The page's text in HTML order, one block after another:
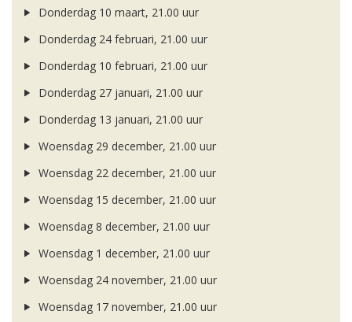
Donderdag 10 maart, 21.00 uur
Donderdag 24 februari, 21.00 uur
Donderdag 10 februari, 21.00 uur
Donderdag 27 januari, 21.00 uur
Donderdag 13 januari, 21.00 uur
Woensdag 29 december, 21.00 uur
Woensdag 22 december, 21.00 uur
Woensdag 15 december, 21.00 uur
Woensdag 8 december, 21.00 uur
Woensdag 1 december, 21.00 uur
Woensdag 24 november, 21.00 uur
Woensdag 17 november, 21.00 uur